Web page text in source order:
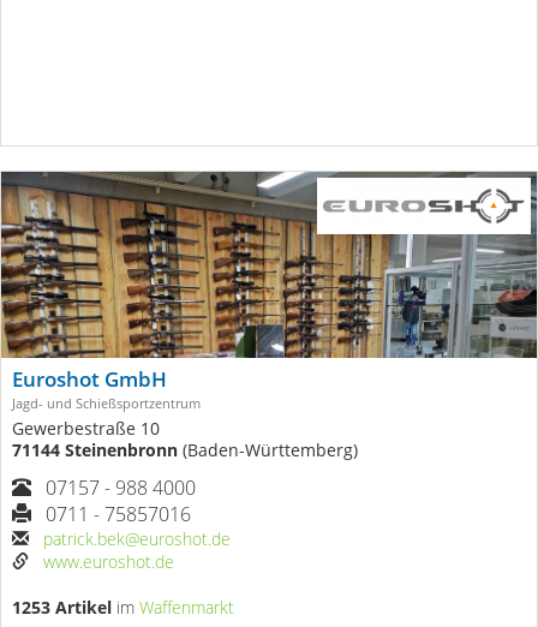
Euroshot GmbH
Jagd- und Schießsportzentrum
Gewerbestraße 10
71144 Steinenbronn (Baden-Württemberg)
07157 - 988 4000
0711 - 75857016
patrick.bek@euroshot.de
www.euroshot.de
1253 Artikel im Waffenmarkt